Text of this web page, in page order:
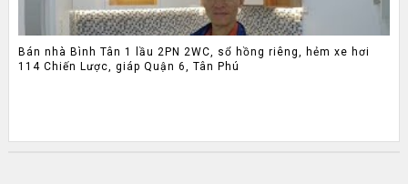
Bán nhà Bình Tân 1 lầu 2PN 2WC, sổ hồng riêng, hẻm xe hơi
114 Chiến Lược, giáp Quận 6, Tân Phú